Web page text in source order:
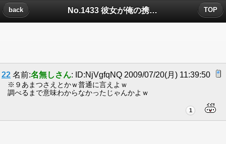
No.1433 彼女が俺の携帯見てましたについたコメント
back TOP
22 名前:名無しさん: ID:NjVgfqNQ 2009/07/20(月) 11:39:50
※９あまつさえとかｗ普通に言えよｗ
調べるまで意味わからなかったじゃんかよｗ
1